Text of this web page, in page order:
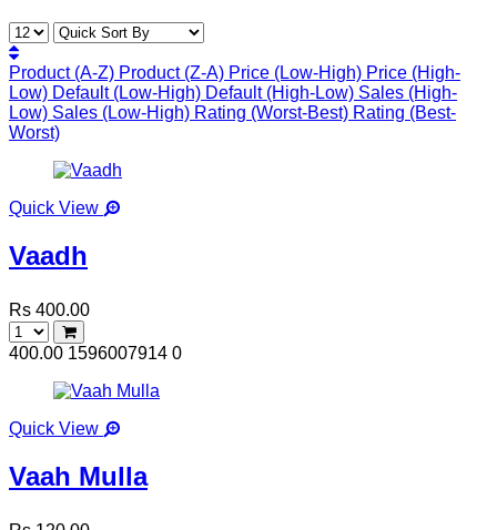
Product (A-Z) Product (Z-A) Price (Low-High) Price (High-
Low) Default (Low-High) Default (High-Low) Sales (High-
Low) Sales (Low-High) Rating (Worst-Best) Rating (Best-
Worst)
Quick View
Vaadh
Rs 400.00
400.00 1596007914 0
Quick View
Vaah Mulla